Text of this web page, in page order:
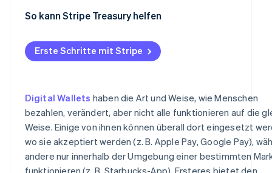
Offene Wallets
So kann Stripe Treasury helfen
Erste Schritte mit Stripe
Digital Wallets haben die Art und Weise, wie Menschen
bezahlen, verändert, aber nicht alle funktionieren auf die
Weise. Einige von ihnen können überall dort eingesetzt
wo sie akzeptiert werden (z. B. Apple Pay, Google Pay),
andere nur innerhalb der Umgebung einer bestimmten
funktionieren (z. B. Starbucks-App). Ersteres bietet den